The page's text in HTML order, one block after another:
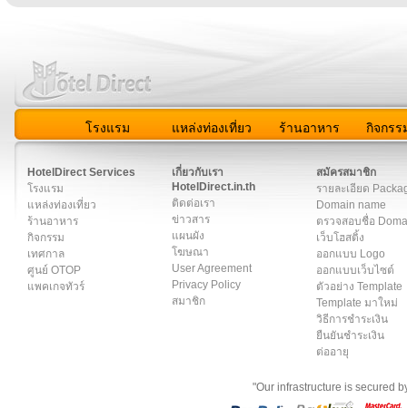
โรงแรม แหล่งท่องเที่ยว ร้านอาหาร กิจกรร
HotelDirect Services
โรงแรม
แหล่งท่องเที่ยว
ร้านอาหาร
กิจกรรม
เทศกาล
ศูนย์ OTOP
แพคเกจทัวร์
เกี่ยวกับเรา
HotelDirect.in.th
ติดต่อเรา
ข่าวสาร
แผนผัง
โฆษณา
User Agreement
Privacy Policy
สมาชิก
สมัครสมาชิก
รายละเอียด
Domain name
ตรวจสอบชื่อ
เว็บโฮสติ้ง
ออกแบบ Logo
ออกแบบเว็บไซต์
ตัวอย่าง Template
Template มาใหม่
วิธีการชำระเงิน
ยืนยันชำระเงิน
ต่ออายุ
"Our infrastructure is secured